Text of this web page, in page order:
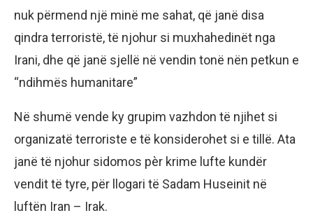
nuk përmend një minë me sahat, që janë disa
qindra terroristë, të njohur si muxhahedinët nga
Irani, dhe që janë sjellë në vendin tonë nën petkun e
“ndihmës humanitare”
Në shumë vende ky grupim vazhdon të njihet si
organizatë terroriste e të konsiderohet si e tillë. Ata
janë të njohur sidomos pèr krime lufte kundër
vendit të tyre, për llogari të Sadam Huseinit në
luftën Iran – Irak.